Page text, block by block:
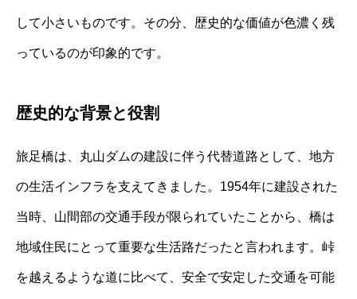
して小さいものです。その分、歴史的な価値が色濃く残
っているのが印象的です。
歴史的な背景と役割
旅足橋は、丸山ダムの建設に伴う代替道路として、地方
の生活インフラを支えてきました。1954年に建設された
当時、山間部の交通手段が限られていたことから、橋は
地域住民にとって重要な生活路だったと言われます。峠
を越えるような道に比べて、安全で安定した交通を可能